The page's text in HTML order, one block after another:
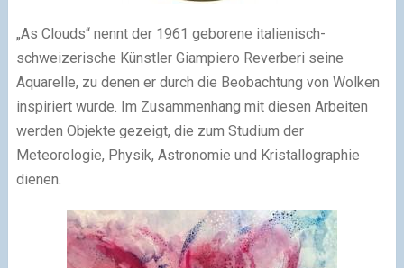
„As Clouds“ nennt der 1961 geborene italienisch-
schweizerische Künstler Giampiero Reverberi seine
Aquarelle, zu denen er durch die Beobachtung von Wolken
inspiriert wurde. Im Zusammenhang mit diesen Arbeiten
werden Objekte gezeigt, die zum Studium der
Meteorologie, Physik, Astronomie und Kristallographie
dienen.